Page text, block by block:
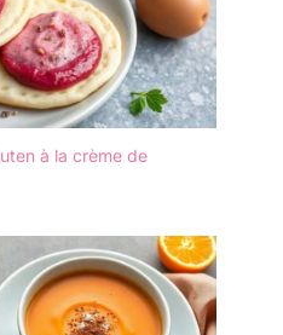
les aliments.
À NETTOYER -
bambou est
non
et n'absorbe ni
facile à nettoyer en
au lave-vaisselle.
à la crème de